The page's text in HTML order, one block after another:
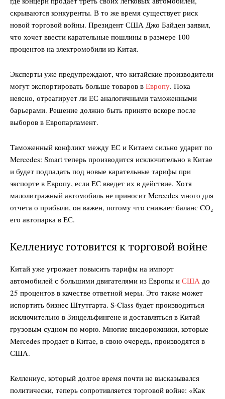
DailyDachNews
SUBSCRIBE NOW
скрываются конкуренты. В то же время существует риск
новой торговой войны. Президент США Джо Байден заявил,
что хочет ввести карательные пошлины в размере 100
процентов на электромобили из Китая.
Эксперты уже предупреждают, что китайские производители
могут экспортировать больше товаров в Европу. Пока
неясно, отреагирует ли ЕС аналогичными таможенными
барьерами. Решение должно быть принято вскоре после
выборов в Европарламент.
Таможенный конфликт между ЕС и Китаем сильно ударит по
Mercedes: Smart теперь производится исключительно в Китае
и будет подпадать под новые карательные тарифы при
экспорте в Европу, если ЕС введет их в действие. Хотя
малолитражный автомобиль не приносит Mercedes много для
отчета о прибыли, он важен, потому что снижает баланс CO₂
его автопарка в ЕС.
Келлениус готовится к торговой войне
Китай уже угрожает повысить тарифы на импорт
автомобилей с большими двигателями из Европы и США до
25 процентов в качестве ответной меры. Это также может
испортить бизнес Штутгарта. S-Class будет производиться
исключительно в Зиндельфингене и доставляться в Китай
грузовым судном по морю. Многие внедорожники, которые
Mercedes продает в Китае, в свою очередь, производятся в
США.
Келлениус, который долгое время почти не высказывался
политически, теперь сопротивляется торговой войне: «Как